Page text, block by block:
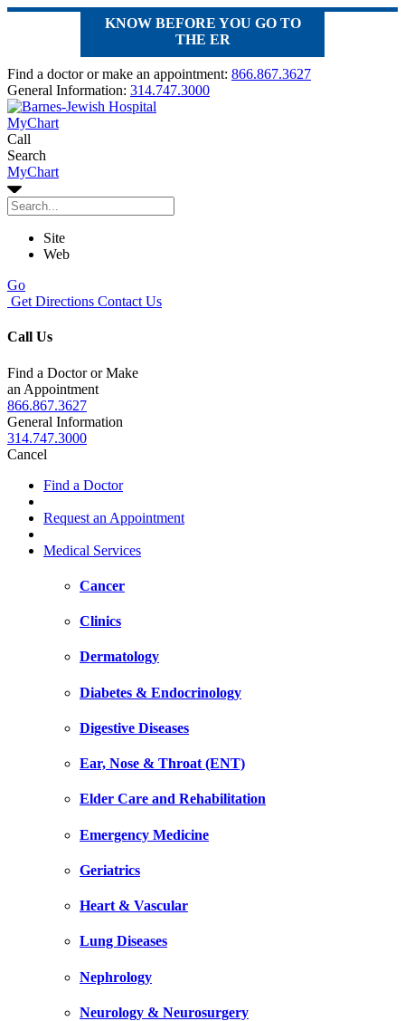
KNOW BEFORE YOU GO TO
THE ER
Find a doctor or make an appointment: 866.867.3627
General Information: 314.747.3000
MyChart
Call
Search
MyChart
Site
Web
Go
Get Directions Contact Us
Call Us
Find a Doctor or Make
an Appointment
866.867.3627
General Information
314.747.3000
Cancel
Find a Doctor
Request an Appointment
Medical Services
Cancer
Clinics
Dermatology
Diabetes & Endocrinology
Digestive Diseases
Ear, Nose & Throat (ENT)
Elder Care and Rehabilitation
Emergency Medicine
Geriatrics
Heart & Vascular
Lung Diseases
Nephrology
Neurology & Neurosurgery